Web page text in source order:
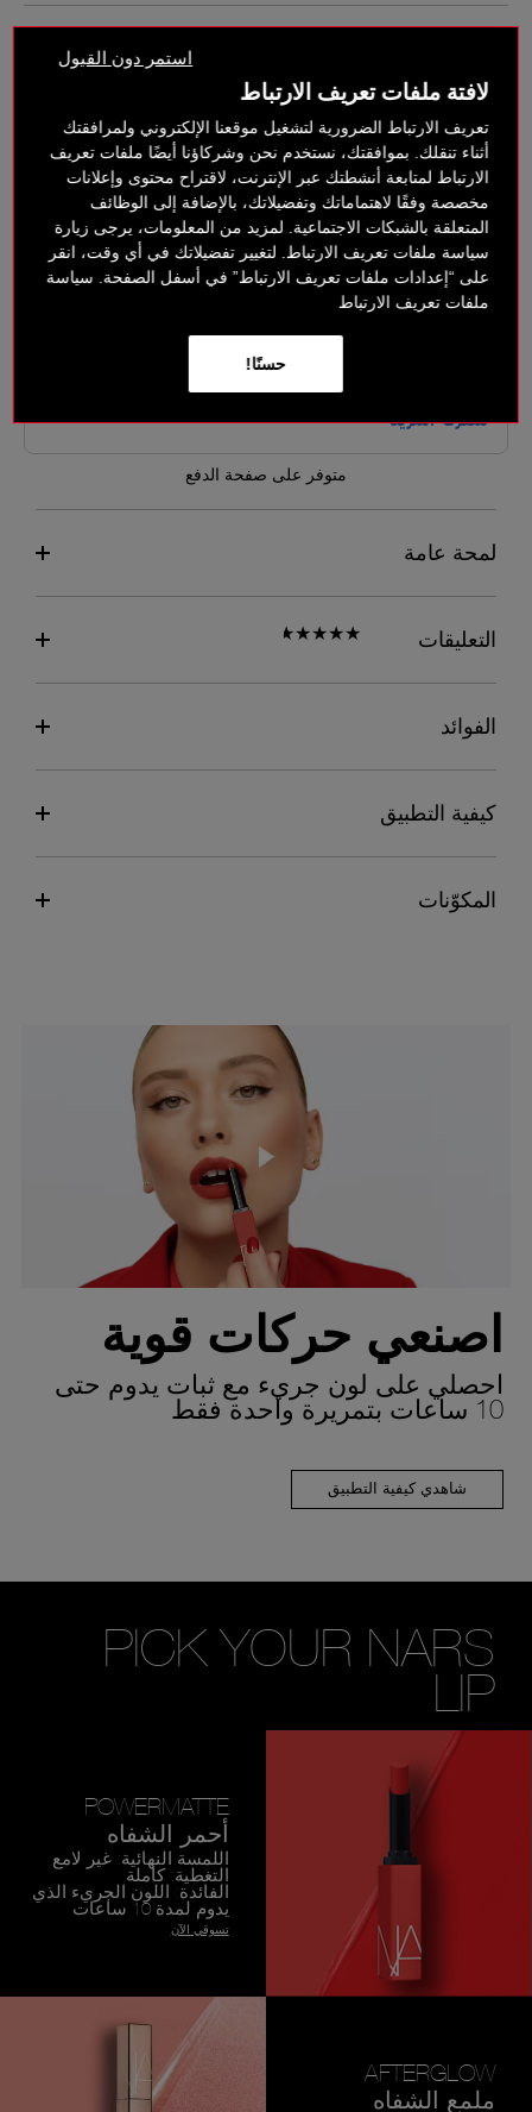
استمر دون القبول
لافتة ملفات تعريف الارتباط
تعريف الارتباط الضرورية لتشغيل موقعنا الإلكتروني ولمرافقتك
أثناء تنقلك. بموافقتك، نستخدم نحن وشركاؤنا أيضًا ملفات تعريف
الارتباط لمتابعة أنشطتك عبر الإنترنت، لاقتراح محتوى وإعلانات
مخصصة وفقًا لاهتماماتك وتفضيلاتك، بالإضافة إلى الوظائف
المتعلقة بالشبكات الاجتماعية. لمزيد من المعلومات، يرجى زيارة
سياسة ملفات تعريف الارتباط. لتغيير تفضيلاتك في أي وقت، انقر
على “إعدادات ملفات تعريف الارتباط” في أسفل الصفحة. سياسة
ملفات تعريف الارتباط
حسنًا!
‎ ⃁ 190 ‎
خيارات الدفع بدون فائدة
متوفر على صفحة الدفع
لمحة عامة
التعليقات
الفوائد
كيفية التطبيق
المكوّنات
اصنعي حركات قوية
احصلي على لون جريء مع ثبات يدوم حتى
10 ساعات بتمريرة واحدة فقط
شاهدي كيفية التطبيق
PICK YOUR NARS
LIP
POWERMATTE
أحمر الشفاه
اللمسة النهائية: غير لامع
التغطية: كاملة
الفائدة: اللون الجريء الذي
يدوم لمدة 10 ساعات
تسوقي الآن
AFTERGLOW
ملمع الشفاه